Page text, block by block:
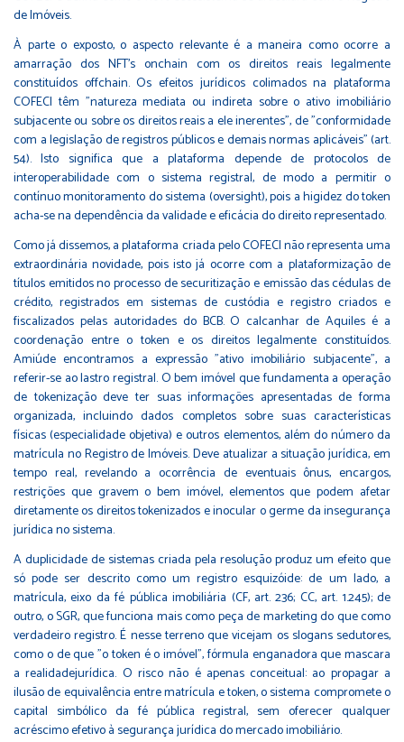
de Imóveis.
À parte o exposto, o aspecto relevante é a maneira como ocorre a
amarração dos NFT's onchain com os direitos reais legalmente
constituídos offchain. Os efeitos jurídicos colimados na plataforma
COFECI têm "natureza mediata ou indireta sobre o ativo imobiliário
subjacente ou sobre os direitos reais a ele inerentes", de "conformidade
com a legislação de registros públicos e demais normas aplicáveis" (art.
54). Isto significa que a plataforma depende de protocolos de
interoperabilidade com o sistema registral, de modo a permitir o
contínuo monitoramento do sistema (oversight), pois a higidez do token
acha-se na dependência da validade e eficácia do direito representado.
Como já dissemos, a plataforma criada pelo COFECI não representa uma
extraordinária novidade, pois isto já ocorre com a plataformização de
títulos emitidos no processo de securitização e emissão das cédulas de
crédito, registrados em sistemas de custódia e registro criados e
fiscalizados pelas autoridades do BCB. O calcanhar de Aquiles é a
coordenação entre o token e os direitos legalmente constituídos.
Amiúde encontramos a expressão "ativo imobiliário subjacente", a
referir-se ao lastro registral. O bem imóvel que fundamenta a operação
de tokenização deve ter suas informações apresentadas de forma
organizada, incluindo dados completos sobre suas características
físicas (especialidade objetiva) e outros elementos, além do número da
matrícula no Registro de Imóveis. Deve atualizar a situação jurídica, em
tempo real, revelando a ocorrência de eventuais ônus, encargos,
restrições que gravem o bem imóvel, elementos que podem afetar
diretamente os direitos tokenizados e inocular o germe da insegurança
jurídica no sistema.
A duplicidade de sistemas criada pela resolução produz um efeito que
só pode ser descrito como um registro esquizóide: de um lado, a
matrícula, eixo da fé pública imobiliária (CF, art. 236; CC, art. 1.245); de
outro, o SGR, que funciona mais como peça de marketing do que como
verdadeiro registro. É nesse terreno que vicejam os slogans sedutores,
como o de que "o token é o imóvel", fórmula enganadora que mascara
a realidadejurídica. O risco não é apenas conceitual: ao propagar a
ilusão de equivalência entre matrícula e token, o sistema compromete o
capital simbólico da fé pública registral, sem oferecer qualquer
acréscimo efetivo à segurança jurídica do mercado imobiliário.